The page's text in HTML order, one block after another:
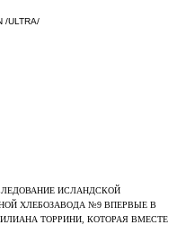
/ULTRA/
ИСЛАНДСКОЙ
ХЛЕБОЗАВОДА №9 ВПЕРВЫЕ В
ТОРРИНИ, КОТОРАЯ ВМЕСТЕ